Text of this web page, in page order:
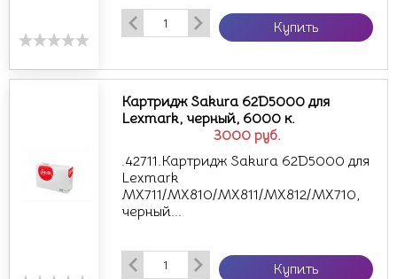
Купить
3000 руб.
Картридж Sakura 62D5000 для
Lexmark, черный, 6000 к.
.42711.Картридж Sakura 62D5000 для
Lexmark
MX711/MX810/MX811/MX812/MX710,
черный...
Купить